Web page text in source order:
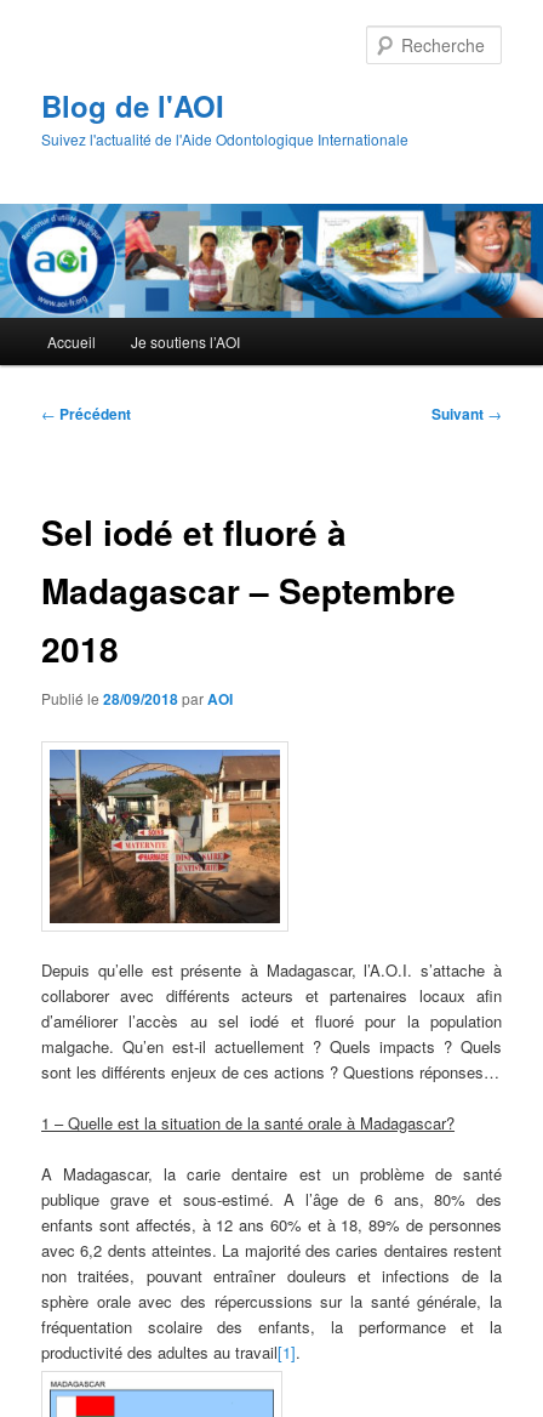
Blog de l'AOI
Suivez l'actualité de l'Aide Odontologique Internationale
principal
Accueil Je soutiens l’AOI
Navigation
← Précédent Suivant →
Sel iodé et fluoré à
Madagascar – Septembre
2018
Publié le28/09/2018parAOI
Depuis qu’elle est présente à Madagascar, l’A.O.I. s’attache à
collaborer avec différents acteurs et partenaires locaux afin
d’améliorer l’accès au sel iodé et fluoré pour la population
malgache. Qu’en est-il actuellement ? Quels impacts ? Quels
sont les différents enjeux de ces actions ? Questions réponses…
1 – Quelle est la situation de la santé orale à Madagascar?
A Madagascar, la carie dentaire est un problème de santé
publique grave et sous-estimé. A l’âge de 6 ans, 80% des
enfants sont affectés, à 12 ans 60% et à 18, 89% de personnes
avec 6,2 dents atteintes. La majorité des caries dentaires restent
non traitées, pouvant entraîner douleurs et infections de la
sphère orale avec des répercussions sur la santé générale, la
fréquentation scolaire des enfants, la performance et la
productivité des adultes au travail[1].